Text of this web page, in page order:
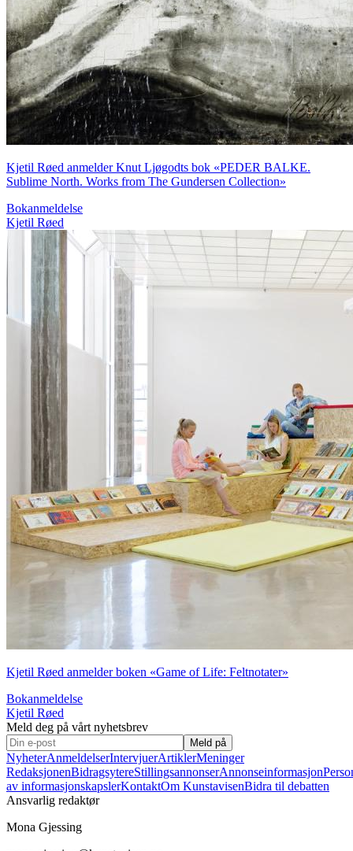
Kjetil Røed anmelder Knut Ljøgodts bok «PEDER BALKE.
Sublime North. Works from The Gundersen Collection»
Bokanmeldelse
Kjetil Røed
Kjetil Røed anmelder boken «Game of Life: Feltnotater»
Bokanmeldelse
Kjetil Røed
Meld deg på vårt nyhetsbrev
Meld på
NyheterAnmeldelserIntervjuerArtiklerMeninger
RedaksjonenBidragsytereStillingsannonserAnnonseinformasjon
av informasjonskapslerKontaktOm KunstavisenBidra til debatten
Ansvarlig redaktør
Mona Gjessing